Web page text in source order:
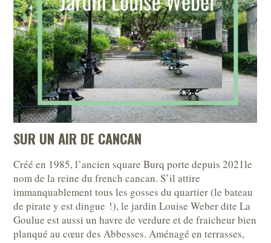
SUR UN AIR DE CANCAN
Créé en 1985, l’ancien square Burq porte depuis 2021le
nom de la reine du french cancan. S’il attire
immanquablement tous les gosses du quartier (le bateau
de pirate y est dingue !), le jardin Louise Weber dite La
Goulue est aussi un havre de verdure et de fraicheur bien
planqué au cœur des Abbesses. Aménagé en terrasses,